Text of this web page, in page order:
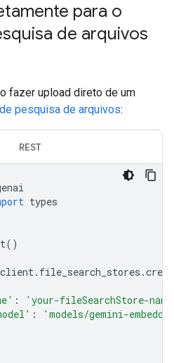
para o
de arquivos
fazer upload direto de um
pesquisa de arquivos:
REST
types
()
client. file_search_stores .
:
'your-fileSearchStore-
:
'models/gemini-